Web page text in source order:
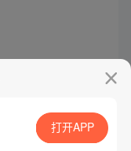
打开APP